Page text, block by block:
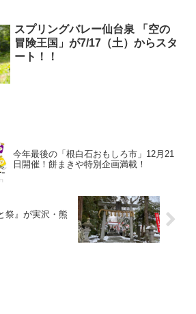
スプリングバレー仙台泉 「空の
冒険王国」が7/17（土）からスタ
ート！！
今年最後の「根白石おもしろ市」12月21
日開催！餅まきや特別企画満載！
祭』が実沢・熊